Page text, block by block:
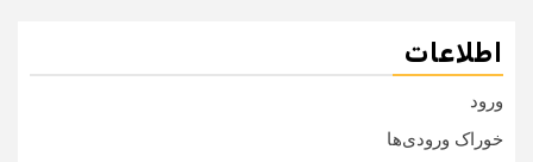
اطلاعات
ورود
خوراک ورودی‌ها